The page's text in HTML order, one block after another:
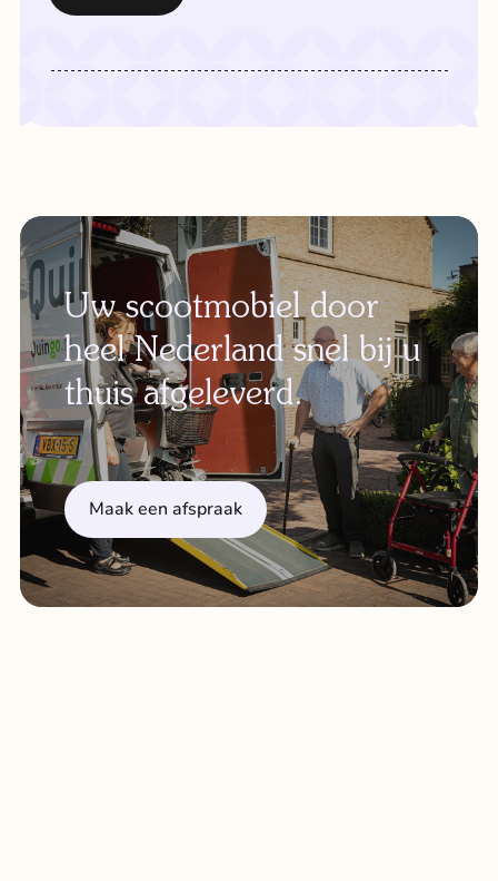
Uw scootmobiel door
heel Nederland snel bij u
thuis afgeleverd.
Maak een afspraak